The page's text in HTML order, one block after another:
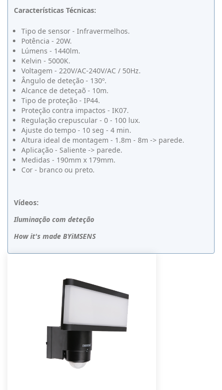
Características Técnicas:
Tipo de sensor - Infravermelhos.
Potência - 20W.
Lúmens - 1440lm.
Kelvin - 5000K.
Voltagem - 220V/AC-240V/AC / 50Hz.
Ângulo de deteção - 130º.
Alcance de deteçaõ - 10m.
Tipo de proteção - IP44.
Proteção contra impactos - IK07.
Regulação crepuscular - 0 - 100 lux.
Ajuste do tempo - 10 seg - 4 min.
Altura ideal de montagem - 1.8m - 8m -> parede.
Aplicação - Saliente -> parede.
Medidas - 190mm x 179mm.
Cor - branco ou preto.
Vídeos:
Iluminação com deteção
How it's made BYiMSENS